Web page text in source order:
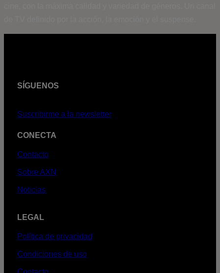
SÍGUENOS
Suscribirme a la newsletter
CONECTA
Contacto
Sobre AXN
Noticias
LEGAL
Política de privacidad
Condiciones de uso